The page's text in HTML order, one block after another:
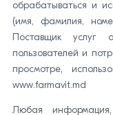
обрабатываться и
(имя, фамилия,
Поставщик услуг
пользователей и
просмотре,
www.farmavit.md
Любая информация,